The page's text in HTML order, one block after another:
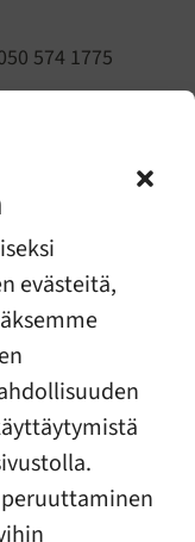
evästeitä,
574 1775
hallitus lisää
Lyhytnäköiset
sekä
siitä, että
liian rajusti
että julkisen
perhejärjestöt
ettei tulevien
saa vaarantaa